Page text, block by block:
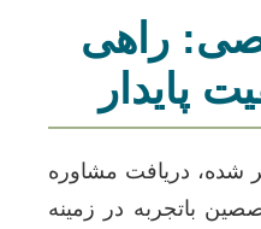
راهی
پایدار
شده، دریافت مشاوره
باتجربه در زمینه